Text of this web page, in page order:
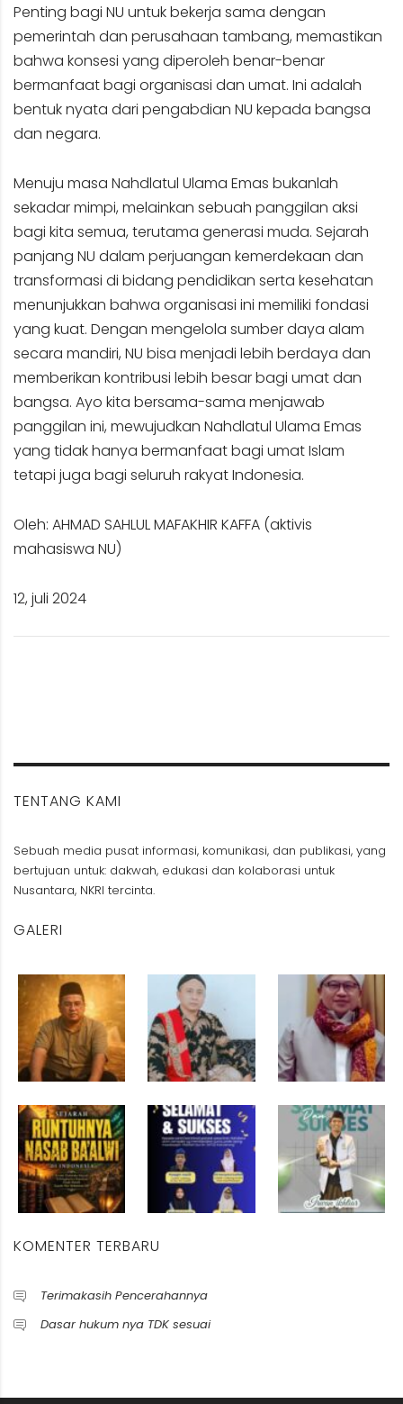
Penting bagi NU untuk bekerja sama dengan
pemerintah dan perusahaan tambang, memastikan
bahwa konsesi yang diperoleh benar-benar
bermanfaat bagi organisasi dan umat. Ini adalah
bentuk nyata dari pengabdian NU kepada bangsa
dan negara.
Menuju masa Nahdlatul Ulama Emas bukanlah
sekadar mimpi, melainkan sebuah panggilan aksi
bagi kita semua, terutama generasi muda. Sejarah
panjang NU dalam perjuangan kemerdekaan dan
transformasi di bidang pendidikan serta kesehatan
menunjukkan bahwa organisasi ini memiliki fondasi
yang kuat. Dengan mengelola sumber daya alam
secara mandiri, NU bisa menjadi lebih berdaya dan
memberikan kontribusi lebih besar bagi umat dan
bangsa. Ayo kita bersama-sama menjawab
panggilan ini, mewujudkan Nahdlatul Ulama Emas
yang tidak hanya bermanfaat bagi umat Islam
tetapi juga bagi seluruh rakyat Indonesia.
Oleh: AHMAD SAHLUL MAFAKHIR KAFFA (aktivis
mahasiswa NU)
12, juli 2024
TENTANG KAMI
Sebuah media pusat informasi, komunikasi, dan publikasi, yang
bertujuan untuk: dakwah, edukasi dan kolaborasi untuk
Nusantara, NKRI tercinta.
GALERI
KOMENTER TERBARU
Terimakasih Pencerahannya
Dasar hukum nya TDK sesuai